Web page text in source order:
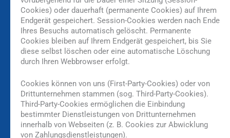
Cookies) oder dauerhaft (permanente Cookies) auf Ihrem
Endgerät gespeichert. Session-Cookies werden nach Ende
Ihres Besuchs automatisch gelöscht. Permanente
Cookies bleiben auf Ihrem Endgerät gespeichert, bis Sie
diese selbst löschen oder eine automatische Löschung
durch Ihren Webbrowser erfolgt.
Cookies können von uns (First-Party-Cookies) oder von
Drittunternehmen stammen (sog. Third-Party-Cookies).
Third-Party-Cookies ermöglichen die Einbindung
bestimmter Dienstleistungen von Drittunternehmen
innerhalb von Webseiten (z. B. Cookies zur Abwicklung
von Zahlungsdienstleistungen).